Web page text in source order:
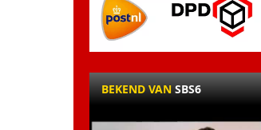
BEKEND VANSBS6